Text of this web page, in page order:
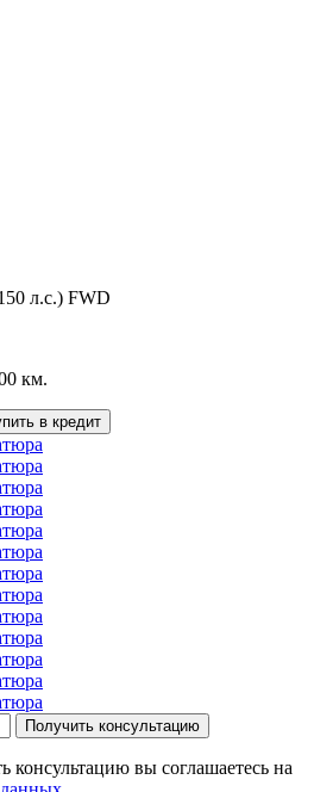
л.с.) FWD
км.
в кредит
Получить консультацию
вы соглашаетесь на